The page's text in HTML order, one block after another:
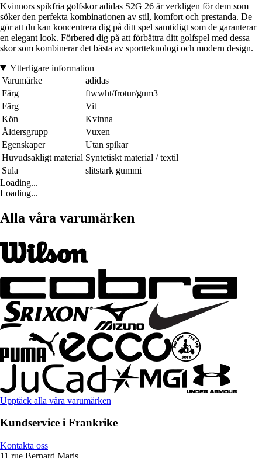
Kvinnors spikfria golfskor adidas S2G 26 är verkligen för dem som
söker den perfekta kombinationen av stil, komfort och prestanda. De
gör att du kan koncentrera dig på ditt spel samtidigt som de garanterar
en elegant look. Förbered dig på att förbättra ditt golfspel med dessa
skor som kombinerar det bästa av sportteknologi och modern design.
Ytterligare information
Varumärke
adidas
Färg
ftwwht/frotur/gum3
Färg
Vit
Kön
Kvinna
Åldersgrupp
Vuxen
Egenskaper
Utan spikar
Huvudsakligt material Syntetiskt material / textil
Sula
slitstark gummi
Loading...
Loading...
Alla våra varumärken
Upptäck alla våra varumärken
Kundservice i Frankrike
Kontakta oss
11 rue Bernard Maris